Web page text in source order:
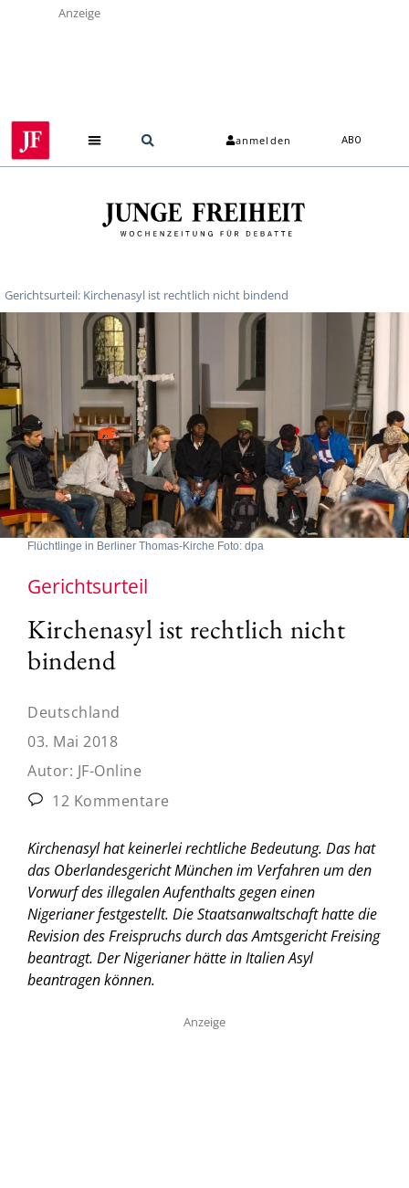
Anzeige
anmelden ABO
Gerichtsurteil: Kirchenasyl ist rechtlich nicht bindend
Flüchtlinge in Berliner Thomas-Kirche Foto: dpa
Gerichtsurteil
Kirchenasyl ist rechtlich nicht
bindend
Deutschland
03. Mai 2018
Autor: JF-Online
12 Kommentare
Kirchenasyl hat keinerlei rechtliche Bedeutung. Das hat
das Oberlandesgericht München im Verfahren um den
Vorwurf des illegalen Aufenthalts gegen einen
Nigerianer festgestellt. Die Staatsanwaltschaft hatte die
Revision des Freispruchs durch das Amtsgericht Freising
beantragt. Der Nigerianer hätte in Italien Asyl
beantragen können.
Anzeige